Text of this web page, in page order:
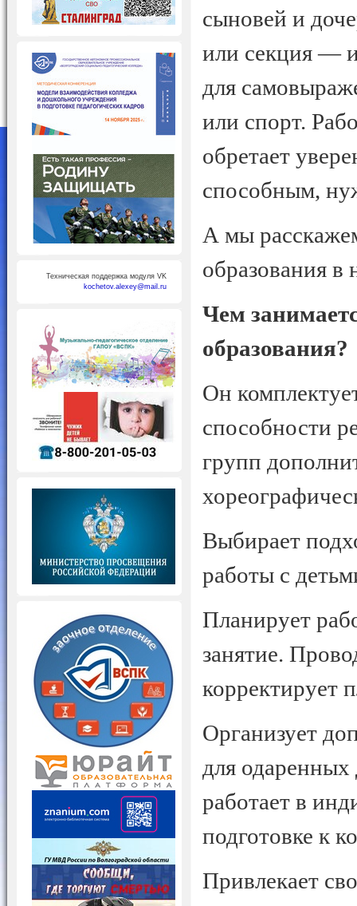
сыновей и
или секция —
для
или спорт.
обретает
способным,
А мы
образования
Чем
образования?
Он
способности
групп
Выбирает
работы с
Планирует
занятие.
корректирует
Организует
для одаренных
работает в
подготовке к
Привлекает
Техническая поддержка модуля VK
kochetov.alexey@mail.ru